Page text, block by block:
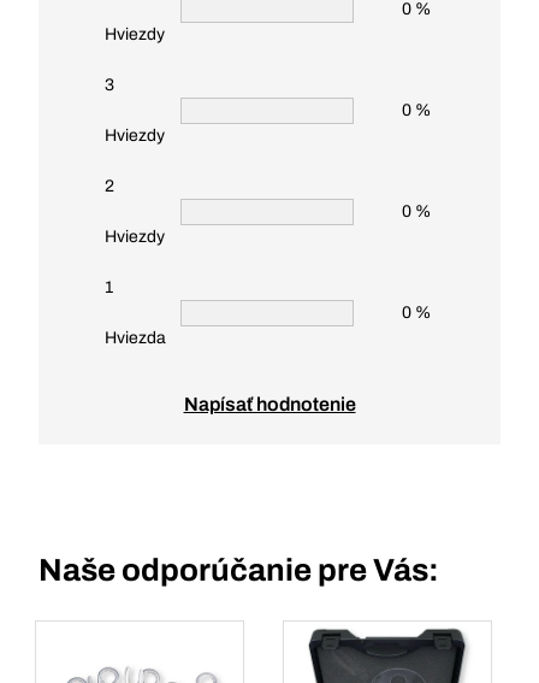
Hviezdy
0 %
3
Hviezdy
0 %
2
Hviezdy
0 %
1
Hviezda
0 %
Napísať hodnotenie
Naše odporúčanie pre Vás: